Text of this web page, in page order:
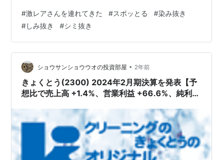
総合1位 衣類のしみ抜き剤『スポッとる』【送料無料】諦
めていた服のシミが落ちる！20ml×2個セットクリーニン
グ屋ふみさんの染み抜き剤 posted with カエレバ 楽天市
場 Amazon Yahooショッピング au PAY マーケット
《5ml》染み抜き剤・スポッと…
#激レアさんを連れてきた #スポッとる #染み抜き
#しみ抜き #シミ抜き
ショウサンショウウオの投資部屋 • 2年前
きょくとう(2300) 2024年2月期決算を発表【予
想比で売上高 +1.4%、営業利益 +66.6%、純利益